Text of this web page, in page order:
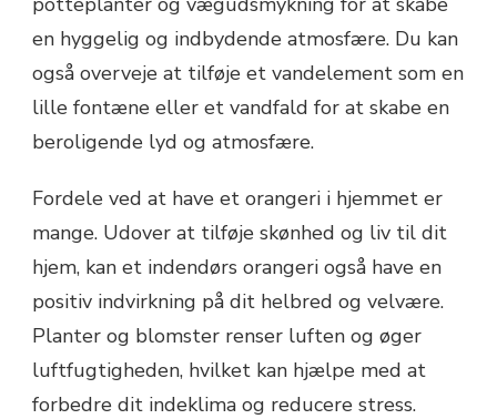
en hyggelig og indbydende atmosfære. Du kan
også overveje at tilføje et vandelement som en
lille fontæne eller et vandfald for at skabe en
beroligende lyd og atmosfære.
Fordele ved at have et orangeri i hjemmet er
mange. Udover at tilføje skønhed og liv til dit
hjem, kan et indendørs orangeri også have en
positiv indvirkning på dit helbred og velvære.
Planter og blomster renser luften og øger
luftfugtigheden, hvilket kan hjælpe med at
forbedre dit indeklima og reducere stress.